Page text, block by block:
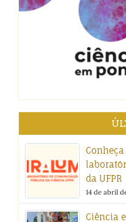
da UFPR
14 de abril
Ciência